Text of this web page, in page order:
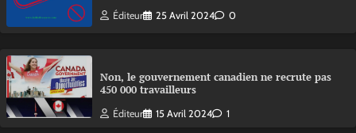
Éditeur 25 Avril 2024 0
Non, le gouvernement canadien ne recrute pas
450 000 travailleurs
Éditeur 15 Avril 2024 1